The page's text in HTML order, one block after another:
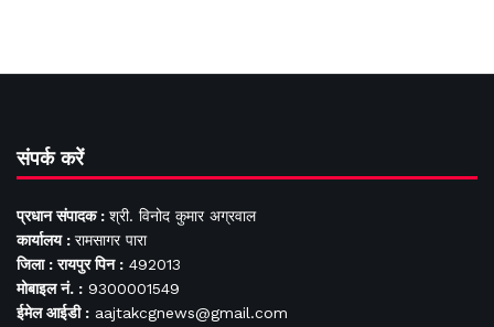
संपर्क करें
प्रधान संपादक : श्री. विनोद कुमार अग्रवाल
कार्यालय : रामसागर पारा
जिला : रायपुर पिन : 492013
मोबाइल नं. : 9300001549
ईमेल आईडी : aajtakcgnews@gmail.com